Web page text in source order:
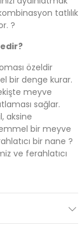
tatlılık
?️
özeldir
bir denge kurar.
meyve
sağlar.
aksine
bir meyve
bir nane ?
ve ferahlatıcı